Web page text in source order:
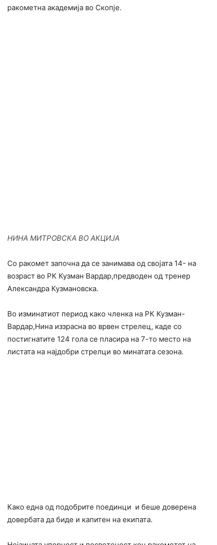
ракометна академија во Скопје.
НИНА МИТРОВСКА ВО АКЦИЈА
Со ракомет започна да се занимава од својата 14- на
возраст во РК Кузман Вардар,предводен од тренер
Александра Кузмановска.
Во изминатиот период како членка на РК Кузман-
Вардар,Нина иззрасна во врвен стрелец, каде со
постигнатите 124 гола се пласира на 7-то место на
листата на најдобри стрелци во минатата сезона.
Како една од подобрите поединци и беше доверена
довербата да биде и капитен на екипата.